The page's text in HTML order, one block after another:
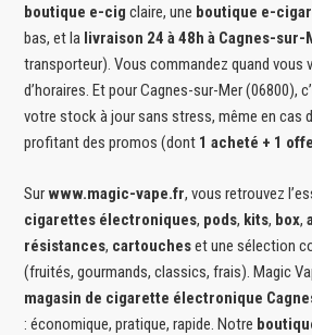
boutique e-cig claire, une boutique e-
bas, et la livraison 24 à 48h à Cagnes-sur-
transporteur). Vous commandez quand vous
d’horaires. Et pour Cagnes-sur-Mer (06800),
votre stock à jour sans stress, même en cas
profitant des promos (dont 1 acheté + 1
Surwww.magic-vape.fr, vous retrouvez
cigarettes électroniques, pods, kits, box,
résistances, cartoucheset une sélection
(fruités, gourmands, classics, frais). Magic
magasin de cigarette électronique
: économique, pratique, rapide. Notre